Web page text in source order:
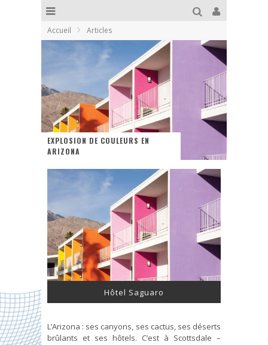
Accueil Articles
EXPLOSION DE COULEURS EN
ARIZONA
Hôtel Saguaro
L’Arizona : ses canyons, ses cactus, ses déserts
brûlants et ses hôtels. C’est à Scottsdale –